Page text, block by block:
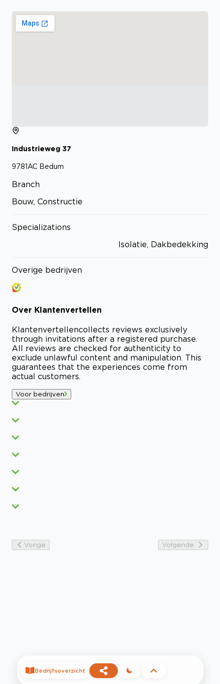
Industrieweg 37
9781AC Bedum
Branch
Bouw, Constructie
Specializations
Isolatie, Dakbedekking
Overige bedrijven
Over Klantenvertellen
Klantenvertellencollects reviews exclusively
through invitations after a registered purchase.
All reviews are checked for authenticity to
exclude unlawful content and manipulation. This
guarantees that the experiences come from
actual customers.
Voor bedrijven
Vorige Volgende
Bedrijfsoverzicht